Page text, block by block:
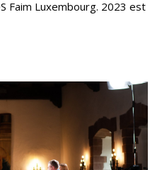
Faim Luxembourg. 2023 est